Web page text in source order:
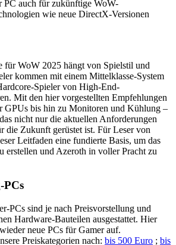
PC auch für zukünftige WoW-
wie neue DirectX-Versionen
für WoW 2025 hängt von Spielstil und
kommen mit einem Mittelklasse-System
Spieler von High-End-
Mit den hier vorgestellten Empfehlungen
GPUs bis hin zu Monitoren und Kühlung –
nicht nur die aktuellen Anforderungen
die Zukunft gerüstet ist. Für Leser von
Leitfaden eine fundierte Basis, um das
erstellen und Azeroth in voller Pracht zu
PCs
PCs sind je nach Preisvorstellung und
Hardware-Bauteilen ausgestattet. Hier
neue PCs für Gamer auf.
Preiskategorien nach: bis 500 Euro ; bis